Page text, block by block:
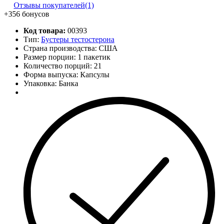
Отзывы покупателей(1)
+356 бонусов
Код товара: 00393
Тип: Бустеры тестостерона
Страна производства: США
Размер порции: 1 пакетик
Количество порций: 21
Форма выпуска: Капсулы
Упаковка: Банка